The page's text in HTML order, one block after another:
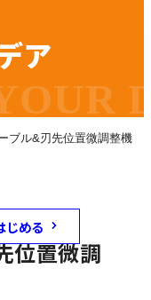
じめる
ア
ブル&刃先位置微調整機
位置微調